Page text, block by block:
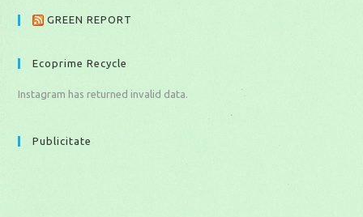
GREEN REPORT
Ecoprime Recycle
Instagram has returned invalid data.
Publicitate